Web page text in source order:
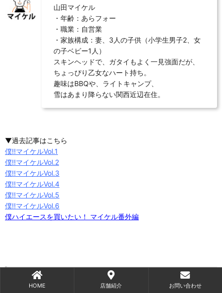
山田マイケル
・年齢：あらフォー
・職業：自営業
・家族構成：妻、3人の子供（小学生男子2、女
の子ベビー1人）
スキンヘッドで、ガタイもよく一見強面だが、
ちょっぴり乙女なハート持ち。
趣味はBBQや、ライトキャンプ、
雪はあまり降らない関西近辺在住。
▼過去記事はこちら
僕!!マイケルVol.1
僕!!マイケルVol.2
僕!!マイケルVol.3
僕!!マイケルVol.4
僕!!マイケルVol.5
僕!!マイケルVol.6
僕ハイエースを買いたい！ マイケル番外編
CRS公式ショップはこちらより。
HOME 店舗紹介 お問い合わせ